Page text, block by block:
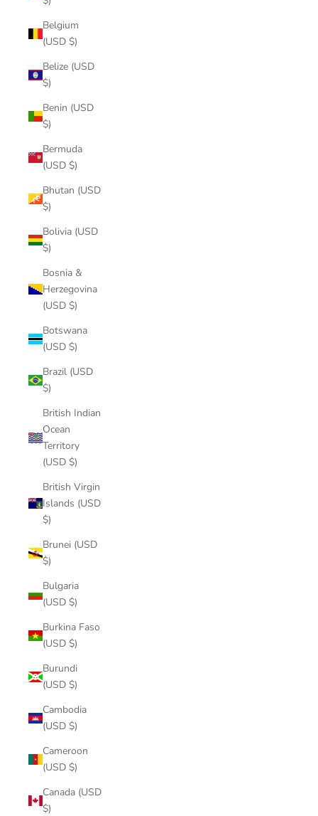
Belgium
(USD $)
Belize (USD
$)
Benin (USD
$)
Bermuda
(USD $)
Bhutan (USD
$)
Bolivia (USD
$)
Bosnia &
Herzegovina
(USD $)
Botswana
(USD $)
Brazil (USD
$)
British Indian
Ocean
Territory
(USD $)
British Virgin
Islands (USD
$)
Brunei (USD
$)
Bulgaria
(USD $)
Burkina Faso
(USD $)
Burundi
(USD $)
Cambodia
(USD $)
Cameroon
(USD $)
Canada (USD
$)